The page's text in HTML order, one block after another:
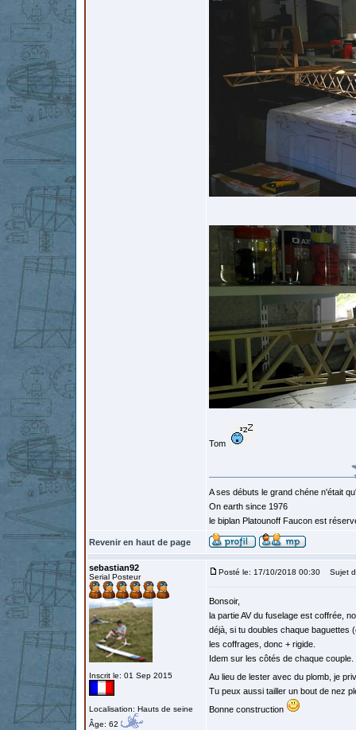
Tom
A ses débuts le grand chéne n'était
On earth since 1976
le biplan Platounoff Faucon est
Revenir en haut de page
sebastian92
Serial Posteur
Inscrit le: 01 Sep 2015
Localisation: Hauts de seine
Âge: 62
Posté le: 17/10/2018 00:30 Sujet
Bonsoir,
la partie AV du fuselage est coffrée,
déjà, si tu doubles chaque baguettes
les coffrages, donc + rigide.
Idem sur les côtés de chaque couple.
Au lieu de lester avec du plomb, je
Tu peux aussi tailler un bout de nez
Bonne construction